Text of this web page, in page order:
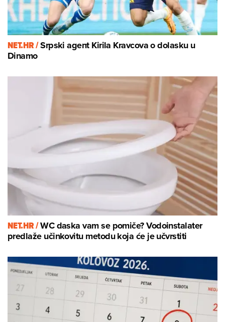
NET.HR /Srpski agent Kirila Kravcova o dolasku u
Dinamo
NET.HR /WC daska vam se pomiče? Vodoinstalater
predlaže učinkovitu metodu koja će je učvrstiti